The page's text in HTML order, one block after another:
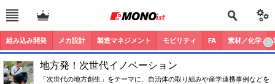
組み込み開発 メカ設計 製造マネジメント モビリティ FA 素材／化学
地方発！次世代イノベーション
「次世代の地方創生」をテーマに、自治体の取り組みや産学連携事例などを